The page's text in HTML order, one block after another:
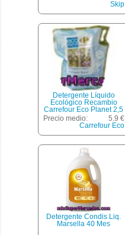
Skip
Detergente Líquido
Ecológico Recambio
Carrefour Eco Planet 2,5
L.
Precio medio:
5.9 €
Carrefour Eco
Detergente Condis Liq.
Marsella 40 Mes